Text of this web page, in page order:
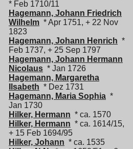
* Feb 1710/11
Hagemann, Johann Friedrich
Wilhelm * Apr 1751, + 22 Nov
1823
Hagemann, Johann Henrich *
Feb 1737, + 25 Sep 1797
Hagemann, Johann Hermann
Nicolaus * Jan 1726
Hagemann, Margaretha
Ilsabeth * Dez 1731
Hagemann, Maria Sophia *
Jan 1730
Hilker, Hermann * ca. 1570
Hilker, Hermann * ca. 1614/15,
+ 15 Feb 1694/95
Hilker, Johann * ca. 1535